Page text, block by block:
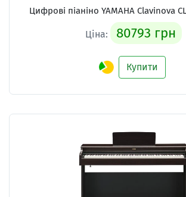
Цифрові піаніно YAMAHA Clavinova
Ціна: 80793 грн
Купити